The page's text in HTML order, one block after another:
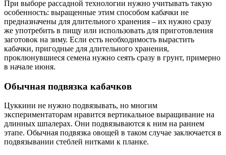
При выборе рассадной технологии нужно учитывать такую
особенность: выращенные этим способом кабачки не
предназначены для длительного хранения – их нужно сразу
же употребить в пищу или использовать для приготовления
заготовок на зиму. Если есть необходимость вырастить
кабачки, пригодные для длительного хранения,
проклюнувшиеся семена нужно сеять сразу в грунт, примерно
в начале июня.
Обычная подвязка кабачков
Цуккини не нужно подвязывать, но многим
экспериментаторам нравится вертикальное выращивание на
длинных шпалерах. Они подвязываются к ним на раннем
этапе. Обычная подвязка овощей в таком случае заключается в
подвязывании стеблей нитками к планке.